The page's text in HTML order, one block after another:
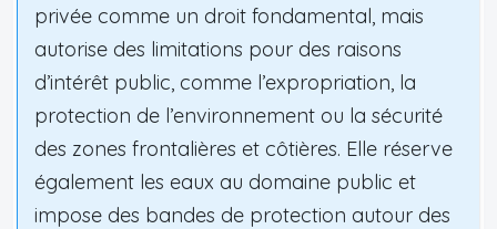
privée comme un droit fondamental, mais
autorise des limitations pour des raisons
d’intérêt public, comme l’expropriation, la
protection de l’environnement ou la sécurité
des zones frontalières et côtières. Elle réserve
également les eaux au domaine public et
impose des bandes de protection autour des